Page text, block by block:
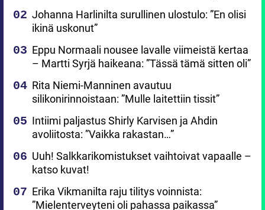
Johanna Harlinilta surullinen ulostulo: ”En olisi
ikinä uskonut”
Eppu Normaali nousee lavalle viimeistä kertaa
– Martti Syrjä haikeana: ”Tässä tämä sitten oli”
Rita Niemi-Manninen avautuu
silikonirinnoistaan: ”Mulle laitettiin tissit”
Intiimi paljastus Shirly Karvisen ja Ahdin
avoliitosta: ”Vaikka rakastan…”
Uuh! Salkkarikomistukset vaihtoivat vapaalle –
katso kuvat!
Erika Vikmanilta raju tilitys voinnista:
”Mielenterveyteni oli pahassa paikassa”